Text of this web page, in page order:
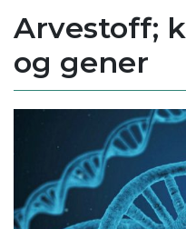
Arvestoff;
og gener